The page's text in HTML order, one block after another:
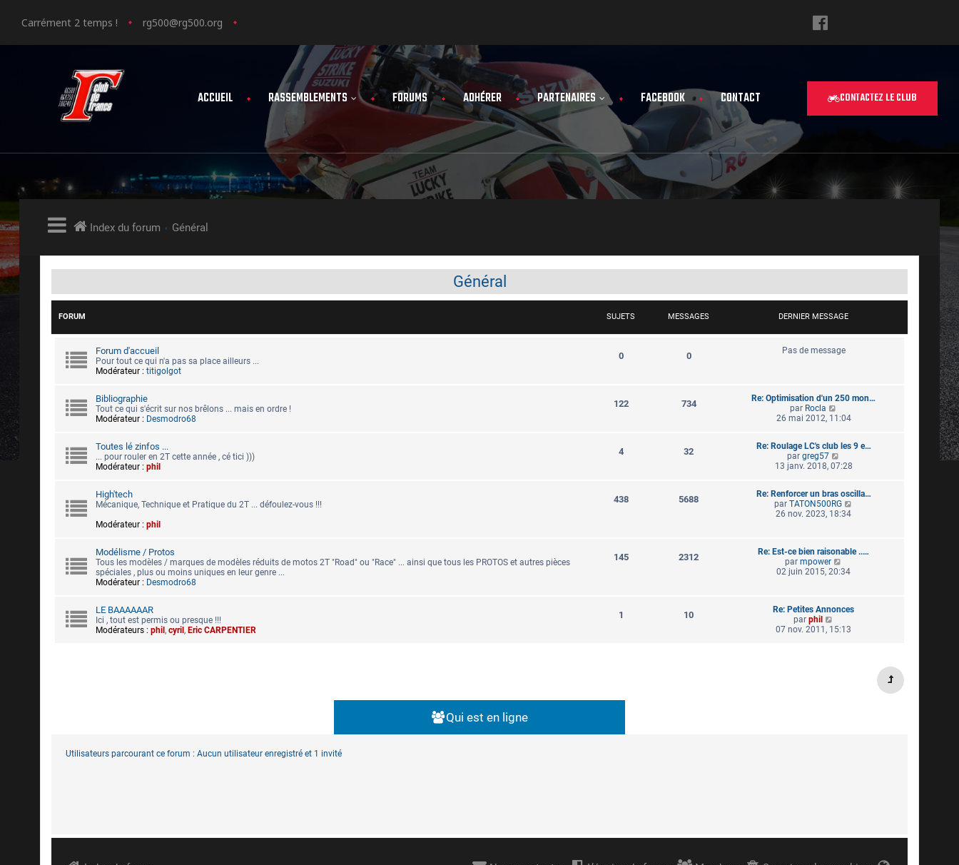
Carrément 2 temps ! rg500@rg500.org
ACCUEIL RASSEMBLEMENTS FORUMS ADHÉRER PARTENAIRES FACEBOOK CONTACT CONTACTEZ LE CLUB